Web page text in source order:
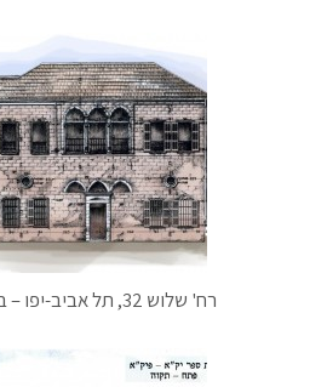
רח' שלוש 32, תל אביב-יפו – בית אהרן שלוש